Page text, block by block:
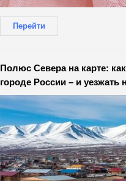
Перейти
Полюс Севера на карте:
городе России – и уезжать